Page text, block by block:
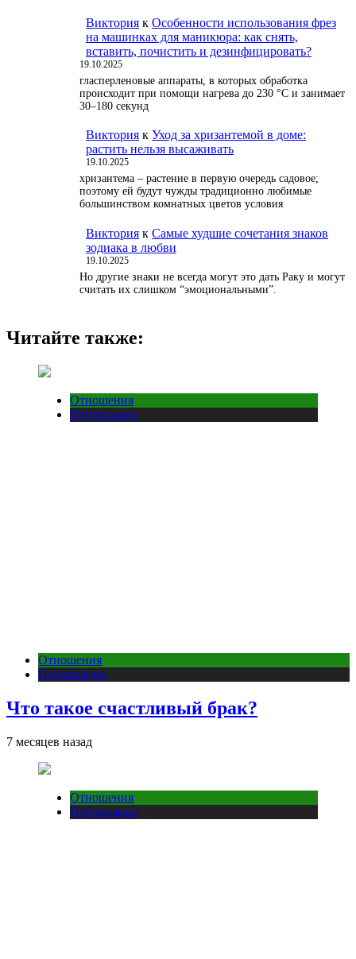
Виктория к Особенности использования фрез
на машинках для маникюра: как снять,
вставить, почистить и дезинфицировать?
19.10.2025
гласперленовые аппараты, в которых обработка
происходит при помощи нагрева до 230 °С и занимает
30–180 секунд
Виктория к Уход за хризантемой в доме:
растить нельзя высаживать
19.10.2025
хризантема – растение в первую очередь садовое;
поэтому ей будут чужды традиционно любимые
большинством комнатных цветов условия
Виктория к Самые худшие сочетания знаков
зодиака в любви
19.10.2025
Но другие знаки не всегда могут это дать Раку и могут
считать их слишком “эмоциональными”.
Читайте также:
Отношения
Публикации
Отношения
Публикации
Что такое счастливый брак?
7 месяцев назад
Отношения
Публикации